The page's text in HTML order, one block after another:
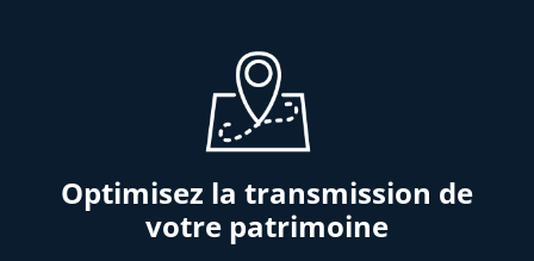
Optimisez la transmission de
votre patrimoine